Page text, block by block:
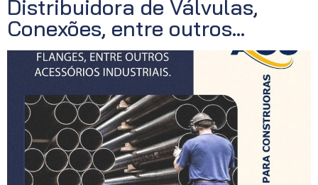
Distribuidora de Válvulas,
Conexões, entre outros…